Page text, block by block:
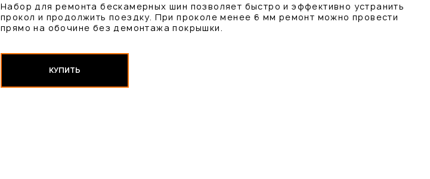
Набор для ремонта бескамерных шин позволяет быстро и эффективно устранить
прокол и продолжить поездку. При проколе менее 6 мм ремонт можно провести
прямо на обочине без демонтажа покрышки.
КУПИТЬ